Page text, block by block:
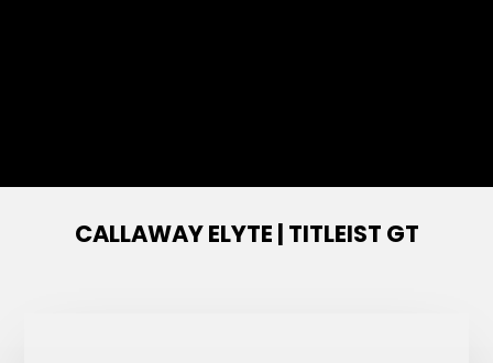
CALLAWAY ELYTE | TITLEIST GT